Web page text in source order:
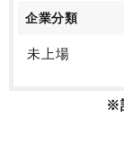
企業分類
未上場
※